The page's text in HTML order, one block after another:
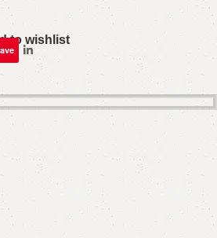
to wishlist